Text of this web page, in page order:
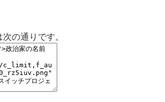
の通りです。